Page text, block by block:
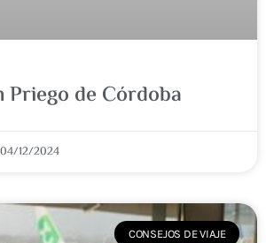
Priego de Córdoba
04/12/2024
CONSEJOS DE VIAJE